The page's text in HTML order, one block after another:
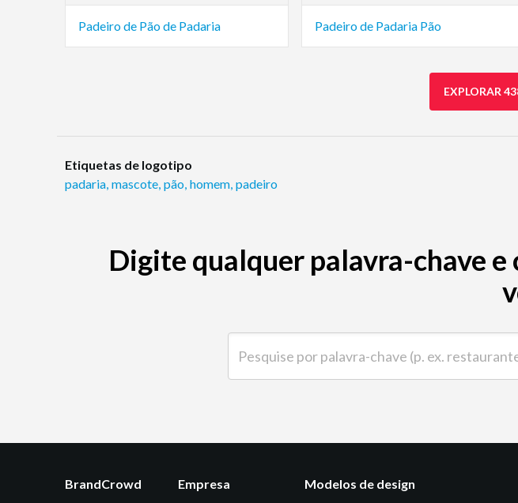
Padeiro de Pão de Padaria Padeiro de Padaria Pão
EXPLORAR
Etiquetas de logotipo
padaria, mascote, pão, homem, padeiro
Digite qualquer palavra-chave
BrandCrowd Empresa Modelos de design